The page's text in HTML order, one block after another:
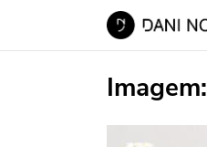
Imagem: